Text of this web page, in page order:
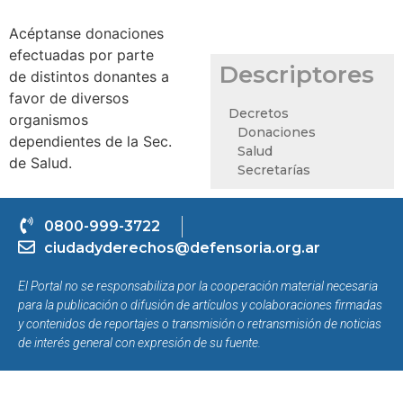
Acéptanse donaciones
efectuadas por parte
de distintos donantes a
favor de diversos
organismos
dependientes de la Sec.
de Salud.
Descriptores
Decretos
Donaciones
Salud
Secretarías
0800-999-3722
ciudadyderechos@defensoria.org.ar
El Portal no se responsabiliza por la cooperación material necesaria
para la publicación o difusión de artículos y colaboraciones firmadas
y contenidos de reportajes o transmisión o retransmisión de noticias
de interés general con expresión de su fuente.